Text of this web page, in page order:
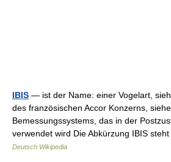
IBIS — ist der Name: einer Vogelart,
des französischen Accor Konzerns,
Bemessungssystems, das in der
verwendet wird Die Abkürzung IBIS
Deutsch Wikipedia